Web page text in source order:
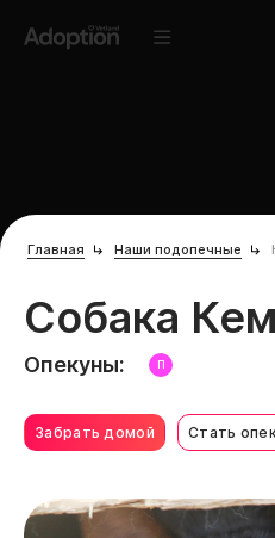
Главная Наши подопечные
Собака
Забрать домой Стать
Опекуны: П